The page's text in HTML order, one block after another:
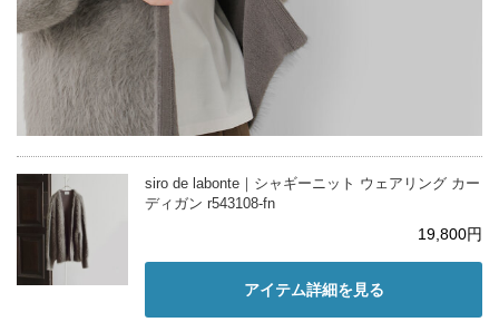
siro de labonte｜シャギーニット ウェアリング カー
ディガン r543108-fn
19,800円
アイテム詳細を見る